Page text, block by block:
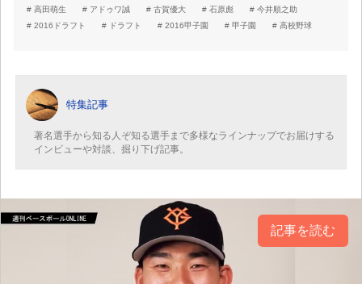
高田萌生
アドゥワ誠 古賀優大 石原彪
今井順之助
2016ドラフト
ドラフト 2016甲子園 甲子園 高校野球
特集記事
著名選手から知る人ぞ知る選手まで多様なラインナップでお届けする
インビューや対談、掘り下げ記事。
記事を読む